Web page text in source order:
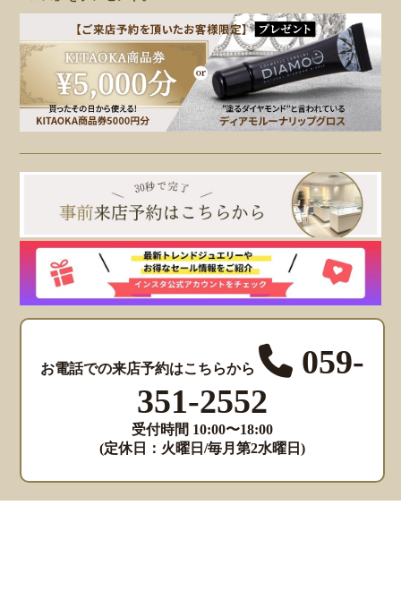
お電話での来店予約はこちらから
059-
351-2552
受付時間 10:00〜18:00
(定休日：火曜日/毎月第2水曜日)